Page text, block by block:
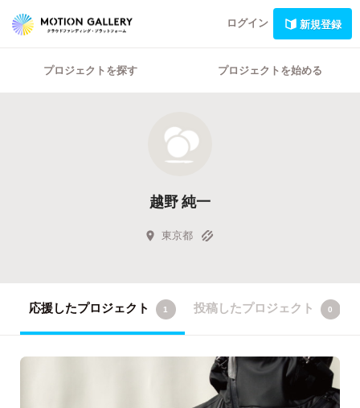
ログイン 新規登録
プロジェクトを探す プロジェクトを始める
越野 純一
東京都
応援したプロジェクト 1 投稿したプロジェクト 0